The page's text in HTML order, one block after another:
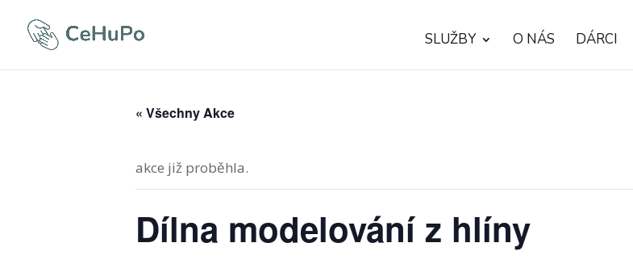
SLUŽBY O NÁS DÁRCI
« Všechny Akce
akce již proběhla.
Dílna modelování z hlíny